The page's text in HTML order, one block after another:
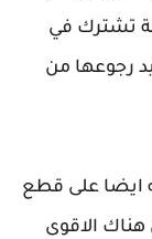
تشترك في
رجوعها من
ايضا على قطع
هناك الاقوى